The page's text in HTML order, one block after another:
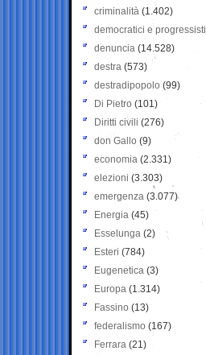
criminalità (1.402)
democratici e progressisti
denuncia (14.528)
destra (573)
destradipopolo (99)
Di Pietro (101)
Diritti civili (276)
don Gallo (9)
economia (2.331)
elezioni (3.303)
emergenza (3.077)
Energia (45)
Esselunga (2)
Esteri (784)
Eugenetica (3)
Europa (1.314)
Fassino (13)
federalismo (167)
Ferrara (21)